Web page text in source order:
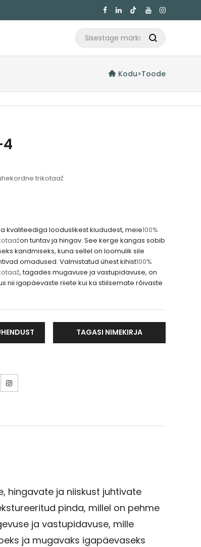


Kodu>Toode
4
trikotaaž
kvaliteediga looduslikest kiududest, meie100%
on tuntav ja hingav. See kerge kangas sobib
kandmiseks, kuna sellel on loomulik sile
omadused. Valmistatud ühest kihist100%
, tagades mugavuse ja vastupidavuse, on
nii igapäevaste riiete kui ka stiilsemate rõivaste
TAGASI NIMEKIRJA
hingavate ja niiskust juhtivate
pinda, millel on pehme
ja vastupidavuse, mille
ja mugavaks igapäevaseks